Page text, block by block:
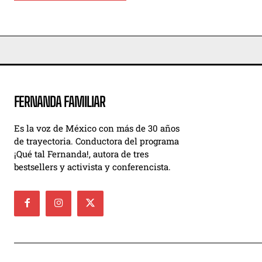
FERNANDA FAMILIAR
Es la voz de México con más de 30 años
de trayectoria. Conductora del programa
¡Qué tal Fernanda!, autora de tres
bestsellers y activista y conferencista.